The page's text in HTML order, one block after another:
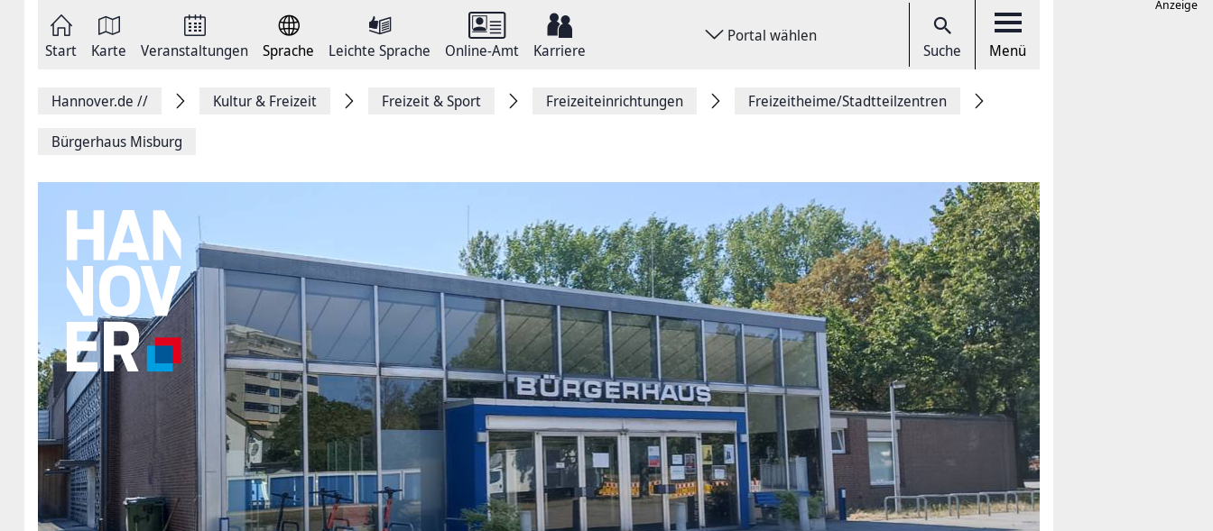
springen
Start Karte Veranstaltungen Sprache Leichte Sprache Online-Amt Karriere
Portal wählen
Suche Menü
Facebook
Kopieren
Hannover.de // Kultur & Freizeit Freizeit & Sport Freizeiteinrichtungen Freizeitheime/Stadtteilzentren
Bürgerhaus Misburg
Anzeige